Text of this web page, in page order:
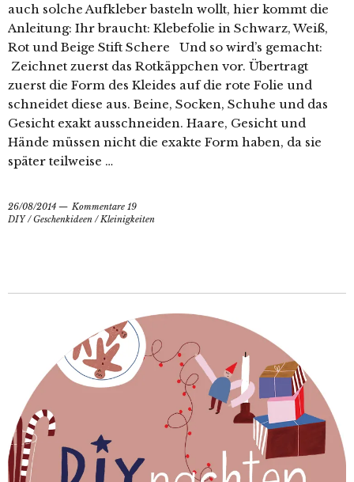
auch solche Aufkleber basteln wollt, hier kommt die
Anleitung: Ihr braucht: Klebefolie in Schwarz, Weiß,
Rot und Beige Stift Schere Und so wird’s gemacht:
Zeichnet zuerst das Rotkäppchen vor. Übertragt
zuerst die Form des Kleides auf die rote Folie und
schneidet diese aus. Beine, Socken, Schuhe und das
Gesicht exakt ausschneiden. Haare, Gesicht und
Hände müssen nicht die exakte Form haben, da sie
später teilweise …
26/08/2014
Kommentare 19
DIY/Geschenkideen /Kleinigkeiten